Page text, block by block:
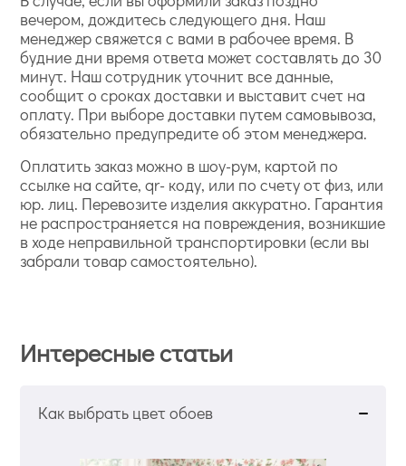
вечером, дождитесь следующего дня. Наш
менеджер свяжется с вами в рабочее время. В
будние дни время ответа может составлять до 30
минут. Наш сотрудник уточнит все данные,
сообщит о сроках доставки и выставит счет на
оплату. При выборе доставки путем самовывоза,
обязательно предупредите об этом менеджера.
Оплатить заказ можно в шоу-рум, картой по
ссылке на сайте, qr- коду, или по счету от физ, или
юр. лиц. Перевозите изделия аккуратно. Гарантия
не распространяется на повреждения, возникшие
в ходе неправильной транспортировки (если вы
забрали товар самостоятельно).
Интересные статьи
Как выбрать цвет обоев